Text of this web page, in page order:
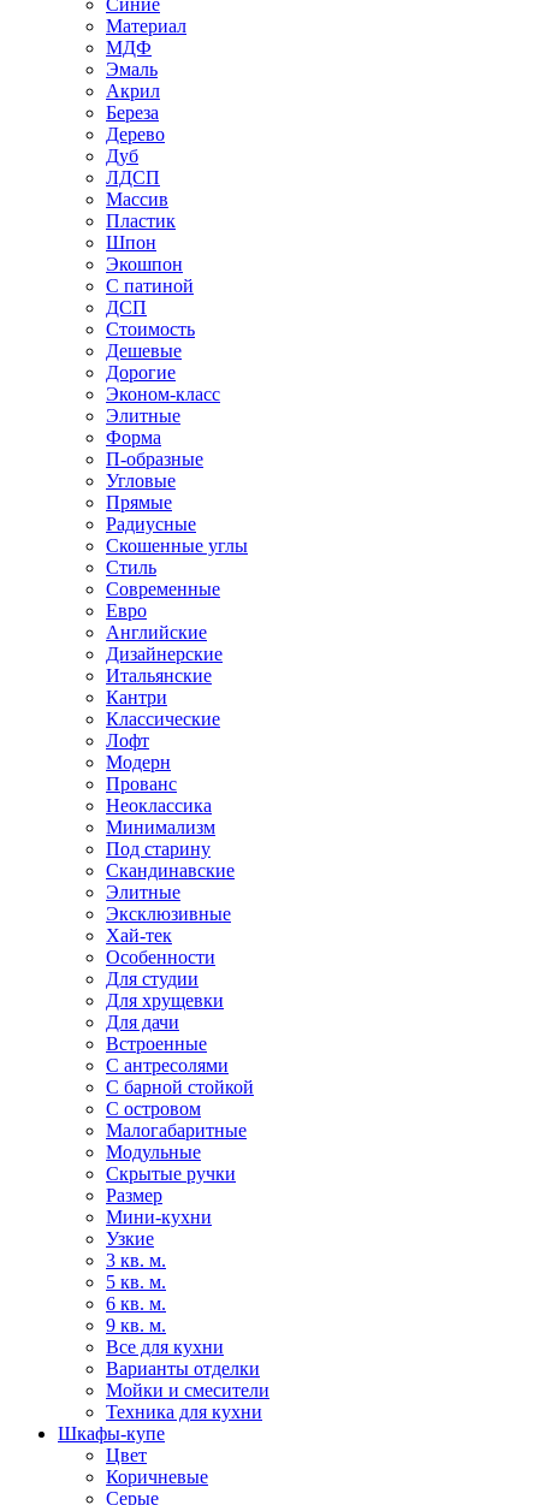
Синие
Материал
МДФ
Эмаль
Акрил
Береза
Дерево
Дуб
ЛДСП
Массив
Пластик
Шпон
Экошпон
С патиной
ДСП
Стоимость
Дешевые
Дорогие
Эконом-класс
Элитные
Форма
П-образные
Угловые
Прямые
Радиусные
Скошенные углы
Стиль
Современные
Евро
Английские
Дизайнерские
Итальянские
Кантри
Классические
Лофт
Модерн
Прованс
Неоклассика
Минимализм
Под старину
Скандинавские
Элитные
Эксклюзивные
Хай-тек
Особенности
Для студии
Для хрущевки
Для дачи
Встроенные
С антресолями
С барной стойкой
С островом
Малогабаритные
Модульные
Скрытые ручки
Размер
Мини-кухни
Узкие
3 кв. м.
5 кв. м.
6 кв. м.
9 кв. м.
Все для кухни
Варианты отделки
Мойки и смесители
Техника для кухни
Шкафы-купе
Цвет
Коричневые
Серые